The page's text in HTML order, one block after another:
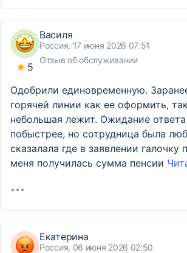
5
Василя
Россия, 17 июня 2026 07:51
Отзыв об обслуживании
Одобрили единовременную.
горячей линии как ее оформить,
небольшая лежит. Ожидание
побыстрее, но сотрудница была
сказалала где в заявлении галочку
меня получилась сумма пенсии
Екатерина
Россия, 06 июня 2026 02:50